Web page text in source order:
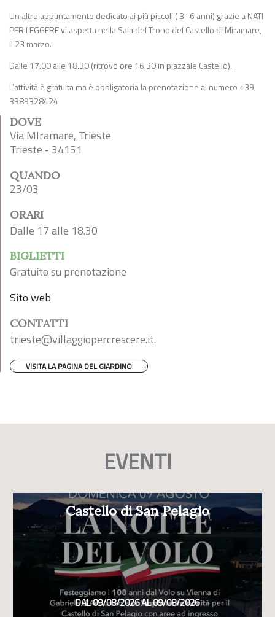
Un altro appuntamento dedicato ai più piccoli ( 3- 6 anni) grazie a NATI
PER LEGGERE vi aspetta nella Sala del Trono del Castello di Miramare,
il 23 marzo.
Dalle 17.00 alle 18.30 (ritrovo ore 16.30 in piazzale Castello).
L’attività è gratuita ma è obbligatoria la prenotazione al numero +39
3389328424
DOVE
Via MIramare, Trieste
Trieste - 34151
QUANDO
23/03
ORARI
Dalle 17 alle 18.30
BIGLIETTI
Gratuito su prenotazione
Sito web
CONTATTI
trieste@villaggiopercrescere.it.
VISITA LA PAGINA DEL GIARDINO
EVENTI
Castello di San Pelagio
DAL 09/08/2026 AL 09/08/2026